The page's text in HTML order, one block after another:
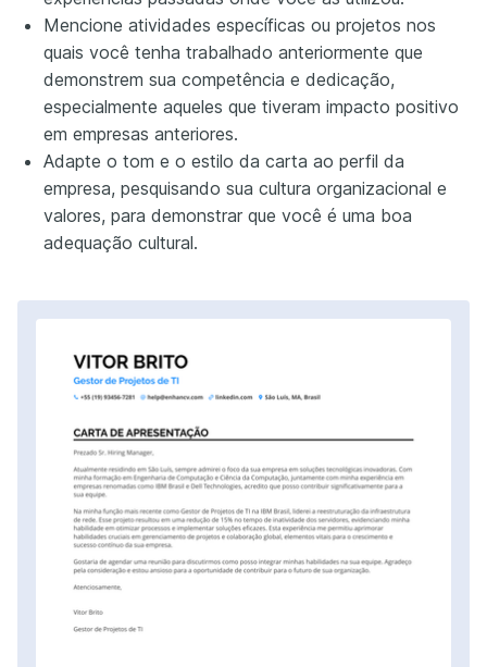
Mencione atividades específicas ou projetos nos
quais você tenha trabalhado anteriormente que
demonstrem sua competência e dedicação,
especialmente aqueles que tiveram impacto positivo
em empresas anteriores.
Adapte o tom e o estilo da carta ao perfil da
empresa, pesquisando sua cultura organizacional e
valores, para demonstrar que você é uma boa
adequação cultural.